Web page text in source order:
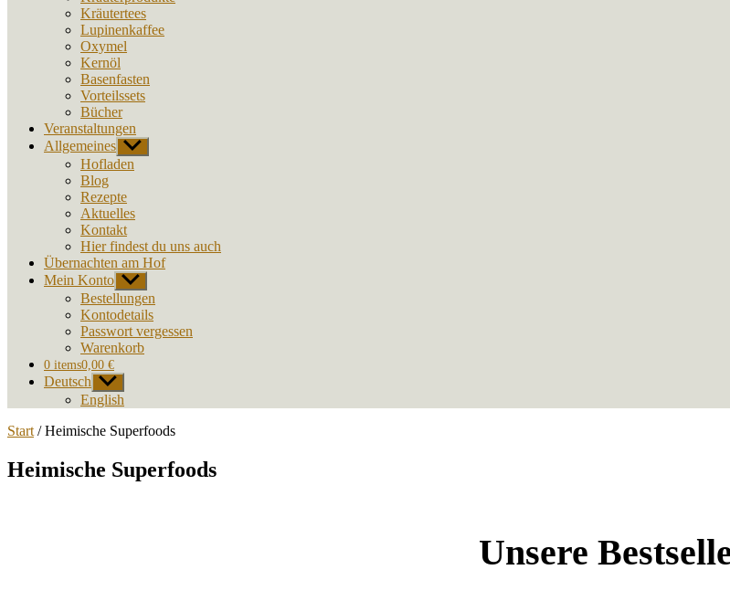
Kräutertees
Lupinenkaffee
Oxymel
Kernöl
Basenfasten
Vorteilssets
Bücher
Veranstaltungen
Allgemeines Untermenü
anzeigen
Hofladen
Blog
Rezepte
Aktuelles
Kontakt
Hier findest du uns auch
Übernachten am Hof
Mein Konto Untermenü
anzeigen
Bestellungen
Kontodetails
Passwort vergessen
Warenkorb
0 items0,00 €
Deutsch Untermenü
anzeigen
English
Start / Heimische Superfoods
Heimische Superfoods
Unsere